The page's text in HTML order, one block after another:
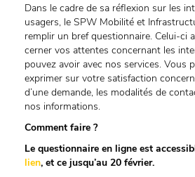
Dans le cadre de sa réflexion sur les
usagers, le SPW Mobilité et
remplir un bref questionnaire. Celui-ci
cerner vos attentes concernant les
pouvez avoir avec nos services. Vous
exprimer sur votre satisfaction
d’une demande, les modalités de
nos informations.
Comment faire ?
Le questionnaire en ligne est
lien, et ce jusqu’au 20 février.